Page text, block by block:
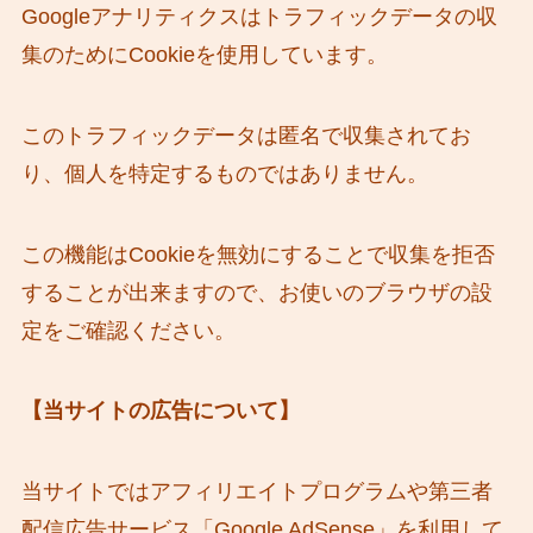
Googleアナリティクスはトラフィックデータの収
集のためにCookieを使用しています。
このトラフィックデータは匿名で収集されてお
り、個人を特定するものではありません。
この機能はCookieを無効にすることで収集を拒否
することが出来ますので、お使いのブラウザの設
定をご確認ください。
【当サイトの広告について】
当サイトではアフィリエイトプログラムや第三者